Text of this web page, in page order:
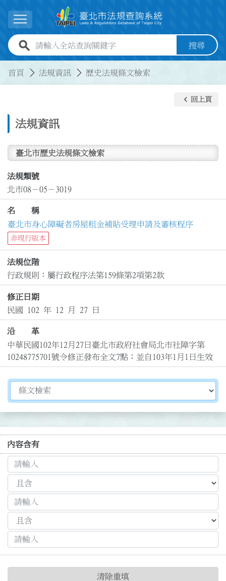
展開選單
全站查詢關鍵字欄位 搜尋
首頁 法規資訊 歷史法規條文檢索
法規資訊
keyboard_arrow_left 回上頁
臺北市歷史法規條文檢索
法規類號
北市08－05－3019
名 稱
臺北市身心障礙者房屋租金補貼受理申請及審核程序
非現行版本
法規位階
行政規則：屬行政程序法第159條第2項第2款
修正日期
民國 102 年 12 月 27 日
沿 革
中華民國102年12月27日臺北市政府社會局北市社障字第
10248775701號令修正發布全文7點；並自103年1月1日生效
切換選擇法規資訊內容
內容含有
清除重填